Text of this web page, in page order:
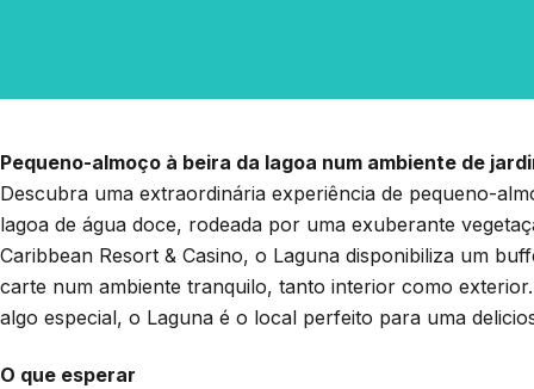
Pequeno-almoço à beira da lagoa num ambiente de
Descubra uma extraordinária experiência de pequeno-
lagoa de água doce, rodeada por uma exuberante
Caribbean Resort & Casino, o Laguna disponibiliza um
carte num ambiente tranquilo, tanto interior como
algo especial, o Laguna é o local perfeito para uma
O que esperar